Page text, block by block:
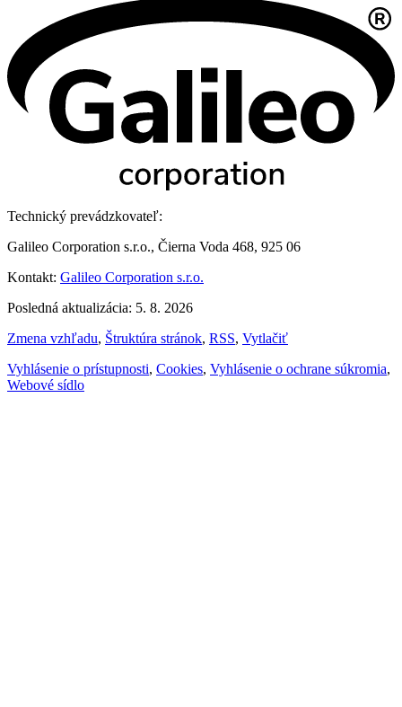
Technický prevádzkovateľ:
Galileo Corporation s.r.o., Čierna Voda 468, 925 06
Kontakt: Galileo Corporation s.r.o.
Posledná aktualizácia: 5. 8. 2026
Zmena vzhľadu, Štruktúra stránok, RSS, Vytlačiť
Vyhlásenie o prístupnosti, Cookies, Vyhlásenie o ochrane súkromia,
Webové sídlo